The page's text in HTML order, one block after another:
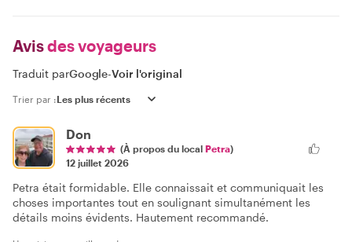
Avisdes voyageurs
Traduit parGoogle-Voir l'original
Trier par :
Don
(À propos du local Petra)
12 juillet 2026
Petra était formidable. Elle connaissait et communiquait les
choses importantes tout en soulignant simultanément les
détails moins évidents. Hautement recommandé.